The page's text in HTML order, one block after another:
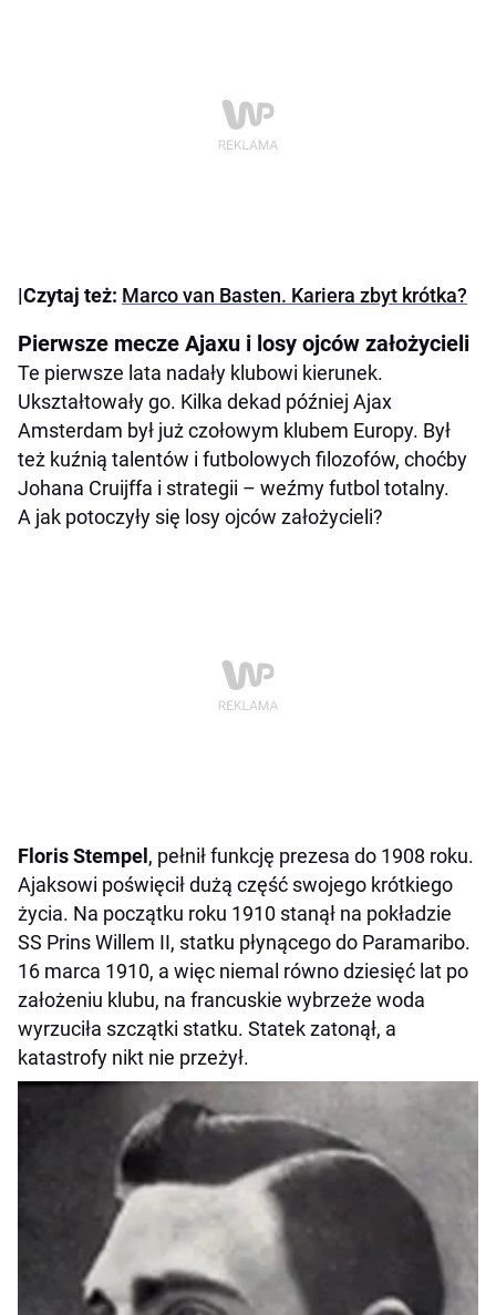
|Czytaj też: Marco van Basten. Kariera zbyt krótka?
Pierwsze mecze Ajaxu i losy ojców założycieli
Te pierwsze lata nadały klubowi kierunek.
Ukształtowały go. Kilka dekad później Ajax
Amsterdam był już czołowym klubem Europy. Był
też kuźnią talentów i futbolowych filozofów, choćby
Johana Cruijffa i strategii – weźmy futbol totalny.
A jak potoczyły się losy ojców założycieli?
Floris Stempel , pełnił funkcję prezesa do 1908 roku.
Ajaksowi poświęcił dużą część swojego krótkiego
życia. Na początku roku 1910 stanął na pokładzie
SS Prins Willem II, statku płynącego do Paramaribo.
16 marca 1910, a więc niemal równo dziesięć lat po
założeniu klubu, na francuskie wybrzeże woda
wyrzuciła szczątki statku. Statek zatonął, a
katastrofy nikt nie przeżył.